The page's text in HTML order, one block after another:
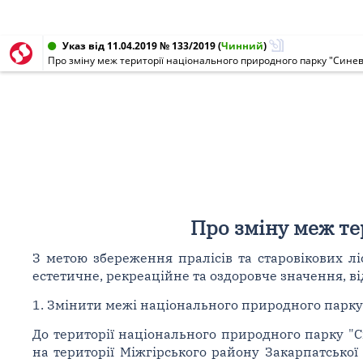
Указ від 11.04.2019 № 133/2019(Чинний)
Про зміну меж території національного природного парку